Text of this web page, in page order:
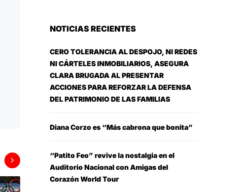
NOTICIAS RECIENTES
CERO TOLERANCIA AL DESPOJO, NI REDES
NI CÁRTELES INMOBILIARIOS, ASEGURA
CLARA BRUGADA AL PRESENTAR
ACCIONES PARA REFORZAR LA DEFENSA
DEL PATRIMONIO DE LAS FAMILIAS
Diana Corzo es “Más cabrona que bonita”
“Patito Feo” revive la nostalgia en el
Auditorio Nacional con Amigas del
Corazón World Tour